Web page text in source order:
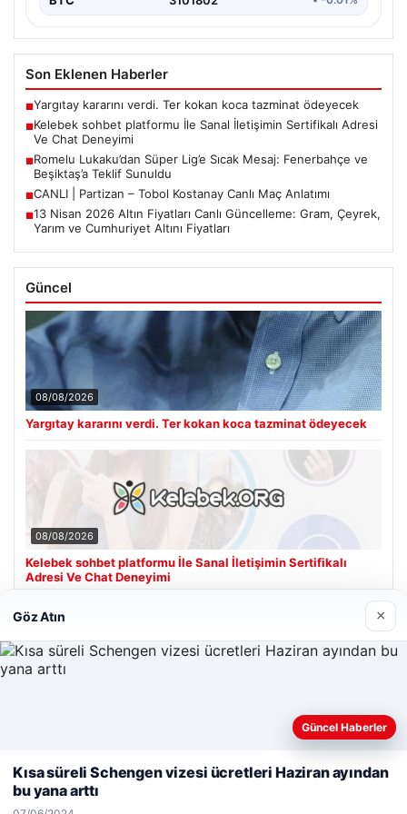
Son Eklenen Haberler
■Yargıtay kararını verdi. Ter kokan koca tazminat ödeyecek
■Kelebek sohbet platformu İle Sanal İletişimin Sertifikalı Adresi
Ve Chat Deneyimi
■Romelu Lukaku’dan Süper Lig’e Sıcak Mesaj: Fenerbahçe ve
Beşiktaş’a Teklif Sunuldu
■CANLI | Partizan – Tobol Kostanay Canlı Maç Anlatımı
■13 Nisan 2026 Altın Fiyatları Canlı Güncelleme: Gram, Çeyrek,
Yarım ve Cumhuriyet Altını Fiyatları
Güncel
08/08/2026
Yargıtay kararını verdi. Ter kokan koca tazminat ödeyecek
08/08/2026
Kelebek sohbet platformu İle Sanal İletişimin Sertifikalı
Adresi Ve Chat Deneyimi
Son Eklenen Firmalar
Web sitemizi nasıl kullandığınızı daha iyi anlayabilmek,
kullanıyoruz.Çerez Politikamız
Reddet
Göz Atın ×
Güncel Haberler
Kısa süreli Schengen vizesi ücretleri Haziran ayından
bu yana arttı